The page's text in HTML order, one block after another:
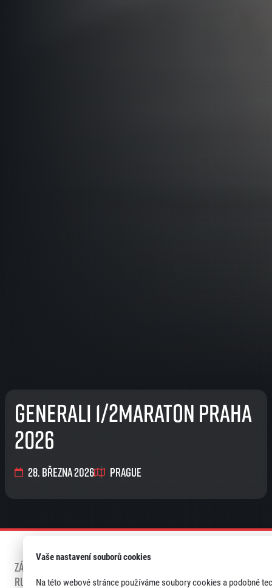
Generali 1/2Maraton Praha
2026
28. března 2026 Prague
Základní informace
Running expo – výdej startovních čísel
Vaše nastavení souborů cookies
Na této webové stránce používáme soubory cookies a podobné